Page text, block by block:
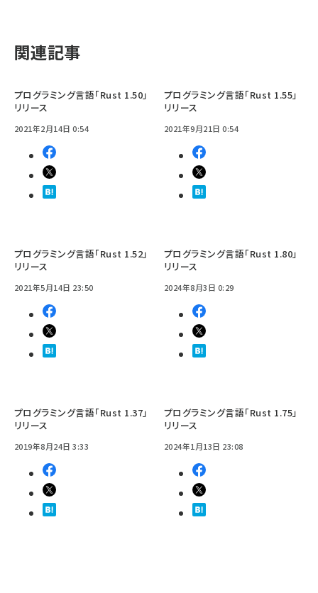
関連記事
プログラミング言語「Rust 1.50」
リリース
2021年2月14日 0:54
プログラミング言語「Rust 1.55」
リリース
2021年9月21日 0:54
プログラミング言語「Rust 1.52」
リリース
2021年5月14日 23:50
プログラミング言語「Rust 1.80」
リリース
2024年8月3日 0:29
プログラミング言語「Rust 1.37」
リリース
2019年8月24日 3:33
プログラミング言語「Rust 1.75」
リリース
2024年1月13日 23:08